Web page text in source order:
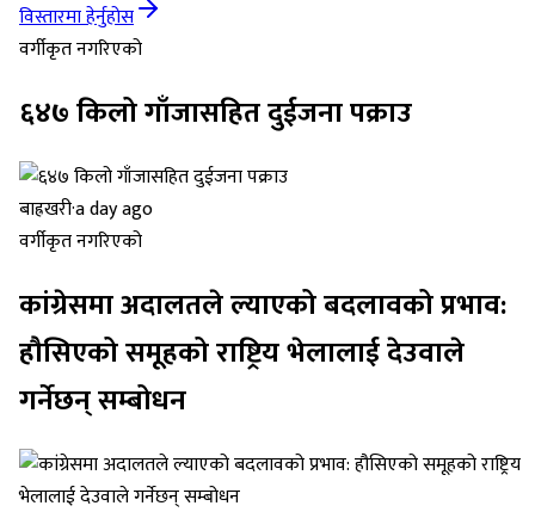
विस्तारमा हेर्नुहोस
वर्गीकृत नगरिएको
६४७ किलो गाँजासहित दुईजना पक्राउ
बाह्रखरी·a day ago
वर्गीकृत नगरिएको
कांग्रेसमा अदालतले ल्याएको बदलावको प्रभाव:
हौसिएको समूहको राष्ट्रिय भेलालाई देउवाले
गर्नेछन् सम्बोधन